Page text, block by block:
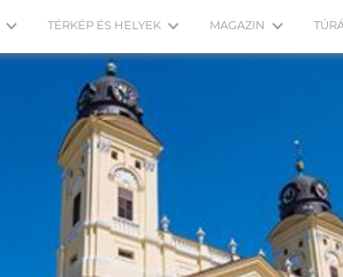
TÉRKÉP ÉS HELYEK MAGAZIN